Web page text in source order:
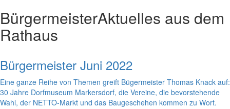
BürgermeisterAktuelles aus dem
Rathaus
Bürgermeister Juni 2022
Eine ganze Reihe von Themen greift Bügermeister Thomas Knack auf:
30 Jahre Dorfmuseum Markersdorf, die Vereine, die bevorstehende
Wahl, der NETTO-Markt und das Baugeschehen kommen zu Wort.